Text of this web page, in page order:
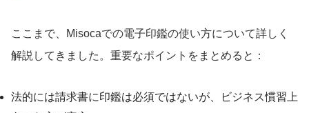
ここまで、Misocaでの電子印鑑の使い方について詳しく
解説してきました。重要なポイントをまとめると：
法的には請求書に印鑑は必須ではないが、ビジネス慣習上